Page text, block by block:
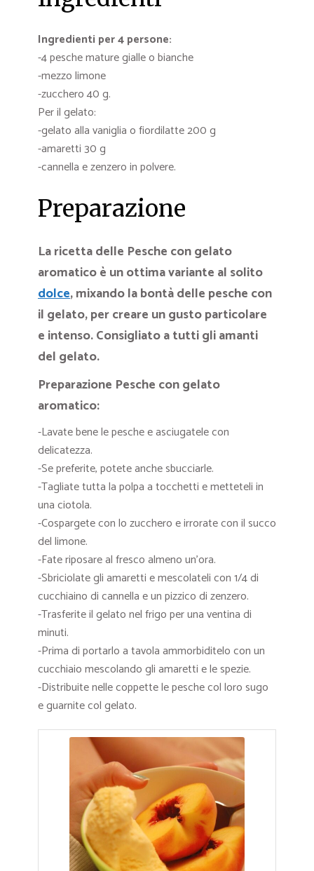
Ingredienti per 4 persone:
-4 pesche mature gialle o bianche
-mezzo limone
-zucchero 40 g.
Per il gelato:
-gelato alla vaniglia o fiordilatte 200 g
-amaretti 30 g
-cannella e zenzero in polvere.
Preparazione
La ricetta delle Pesche con gelato
aromatico è un ottima variante al solito
dolce, mixando la bontà delle pesche con
il gelato, per creare un gusto particolare
e intenso. Consigliato a tutti gli amanti
del gelato.
Preparazione Pesche con gelato
aromatico:
-Lavate bene le pesche e asciugatele con
delicatezza.
-Se preferite, potete anche sbucciarle.
-Tagliate tutta la polpa a tocchetti e metteteli in
una ciotola.
-Cospargete con lo zucchero e irrorate con il succo
del limone.
-Fate riposare al fresco almeno un’ora.
-Sbriciolate gli amaretti e mescolateli con 1/4 di
cucchiaino di cannella e un pizzico di zenzero.
-Trasferite il gelato nel frigo per una ventina di
minuti.
-Prima di portarlo a tavola ammorbiditelo con un
cucchiaio mescolando gli amaretti e le spezie.
-Distribuite nelle coppette le pesche col loro sugo
e guarnite col gelato.